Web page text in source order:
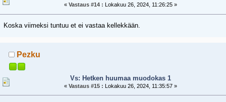
«Vastaus #14 : Lokakuu 26, 2024, 11:26:25 »
Koska viimeksi tuntuu et ei vastaa kellekkään.
Pezku
Vs: Hetken huumaa muodokas 1
«Vastaus #15 : Lokakuu 26, 2024, 11:35:57 »